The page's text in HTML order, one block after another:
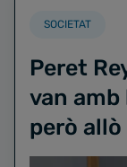
SOCIETAT
Peret
van
però